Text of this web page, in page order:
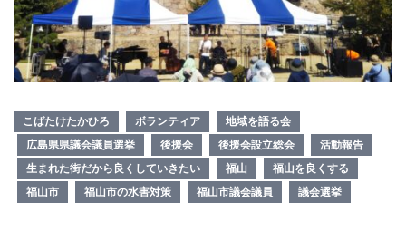
こばたけたかひろ ボランティア
地域を語る会
広島県県議会議員選挙
後援会 後援会設立総会
活動報告
生まれた街だから良くしていきたい
福山
福山を良くする
福山市
福山市の水害対策 福山市議会議員 議会選挙